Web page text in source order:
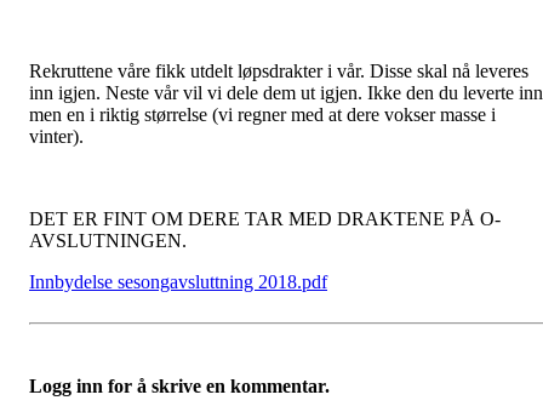
Rekruttene våre fikk utdelt løpsdrakter i vår. Disse skal nå leveres
inn igjen. Neste vår vil vi dele dem ut igjen. Ikke den du leverte
men en i riktig størrelse (vi regner med at dere vokser masse i
vinter).
DET ER FINT OM DERE TAR MED DRAKTENE PÅ O-
AVSLUTNINGEN.
Innbydelse sesongavsluttning 2018.pdf
Logg inn for å skrive en kommentar.